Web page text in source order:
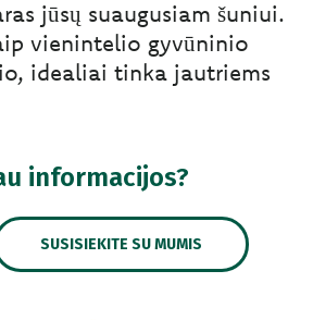
jūsų suaugusiam šuniui.
vienintelio gyvūninio
idealiai tinka jautriems
informacijos?
SUSISIEKITE SU MUMIS